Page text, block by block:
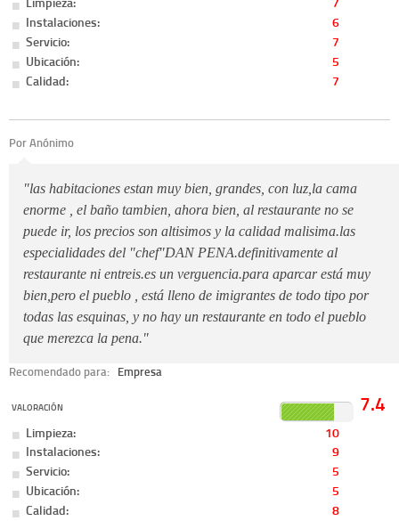
Instalaciones:
6
Servicio:
7
Ubicación:
5
Calidad:
7
Por Anónimo
"las habitaciones estan muy bien, grandes, con luz,la cama
enorme , el baño tambien, ahora bien, al restaurante no se
puede ir, los precios son altisimos y la calidad malisima.las
especialidades del "chef"DAN PENA.definitivamente al
restaurante ni entreis.es un verguencia.para aparcar está muy
bien,pero el pueblo , está lleno de imigrantes de todo tipo por
todas las esquinas, y no hay un restaurante en todo el pueblo
que merezca la pena."
Recomendado para: Empresa
VALORACIÓN 7.4
Limpieza:
10
Instalaciones:
9
Servicio:
5
Ubicación:
5
Calidad:
8